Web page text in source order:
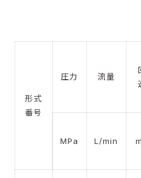
お問い
形式
番号
圧力 流量
MPa L/min